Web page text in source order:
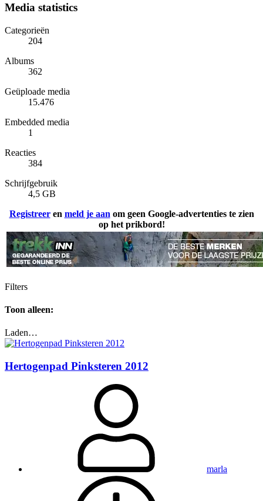
Media statistics
Categorieën
204
Albums
362
Geüploade media
15.476
Embedded media
1
Reacties
384
Schrijfgebruik
4,5 GB
Registreeren meld je aan om geen Google-advertenties te zien
op het prikbord!
Filters
Toon alleen:
Laden…
Hertogenpad Pinksteren 2012
marla